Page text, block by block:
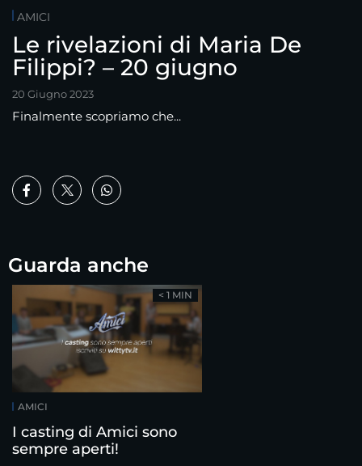
AMICI
Le rivelazioni di Maria De
Filippi? – 20 giugno
20 Giugno 2023
Finalmente scopriamo che...
Guarda anche
AMICI
I casting di Amici sono
sempre aperti!
< 1 MIN